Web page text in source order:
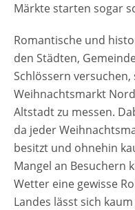
Märkte starten sogar
Romantische und
den Städten,
Schlössern
Weihnachtsmarkt
Altstadt zu messen.
da jeder
besitzt und ohnehin
Mangel an Besuchern
Wetter eine gewisse
Landes lässt sich